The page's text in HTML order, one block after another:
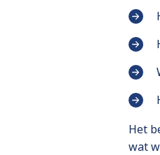
Het
wat